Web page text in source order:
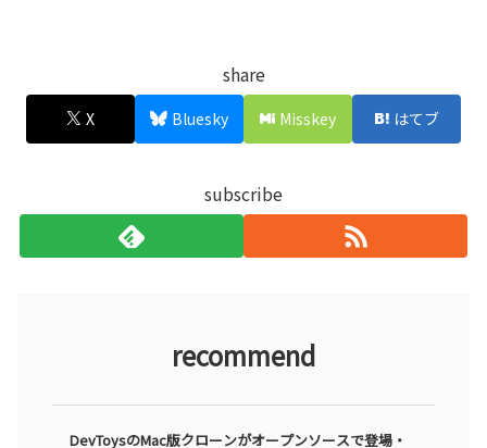
share
X Bluesky Misskey はてブ
subscribe
recommend
DevToysのMac版クローンがオープンソースで登場・